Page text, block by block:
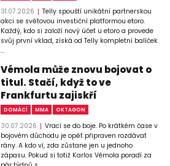
31.07.2026
Telly spouští unikátní partnerskou
akci se světovou investiční platformou etoro.
Každý, kdo si založí nový účet u etoro a provede
svůj první vklad, získá od Telly kompletní balíček
...
Vémola může znovu bojovat o
titul. Stačí, když to ve
Frankfurtu zajiskří
DOMÁCÍ MMA OKTAGON
30.07.2026
Vrací se do boje. Po krátkém čase v
bojovém důchodu je opět připraven rozdávat
rány. A kdo ví, zda zůstane jen u jednoho
zápasu. Pokud si totiž Karlos Vémola poradí za